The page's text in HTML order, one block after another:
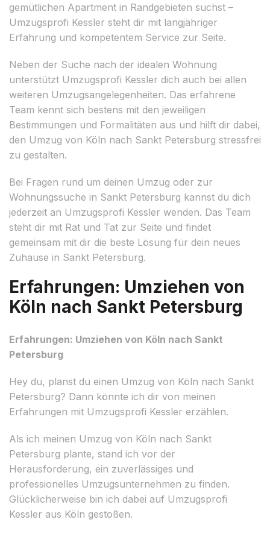
gemütlichen Apartment in Randgebieten suchst –
Umzugsprofi Kessler steht dir mit langjähriger
Erfahrung und kompetentem Service zur Seite.
Neben der Suche nach der idealen Wohnung
unterstützt Umzugsprofi Kessler dich auch bei allen
weiteren Umzugsangelegenheiten. Das erfahrene
Team kennt sich bestens mit den jeweiligen
Bestimmungen und Formalitäten aus und hilft dir dabei,
den Umzug von Köln nach Sankt Petersburg stressfrei
zu gestalten.
Bei Fragen rund um deinen Umzug oder zur
Wohnungssuche in Sankt Petersburg kannst du dich
jederzeit an Umzugsprofi Kessler wenden. Das Team
steht dir mit Rat und Tat zur Seite und findet
gemeinsam mit dir die beste Lösung für dein neues
Zuhause in Sankt Petersburg.
Erfahrungen: Umziehen von
Köln nach Sankt Petersburg
Erfahrungen: Umziehen von Köln nach Sankt
Petersburg
Hey du, planst du einen Umzug von Köln nach Sankt
Petersburg? Dann könnte ich dir von meinen
Erfahrungen mit Umzugsprofi Kessler erzählen.
Als ich meinen Umzug von Köln nach Sankt
Petersburg plante, stand ich vor der
Herausforderung, ein zuverlässiges und
professionelles Umzugsunternehmen zu finden.
Glücklicherweise bin ich dabei auf Umzugsprofi
Kessler aus Köln gestoßen.